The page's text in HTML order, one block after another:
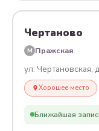
Чертаново
M Пражская
ул. Чертановская,
Хорошее место
Ближайшая